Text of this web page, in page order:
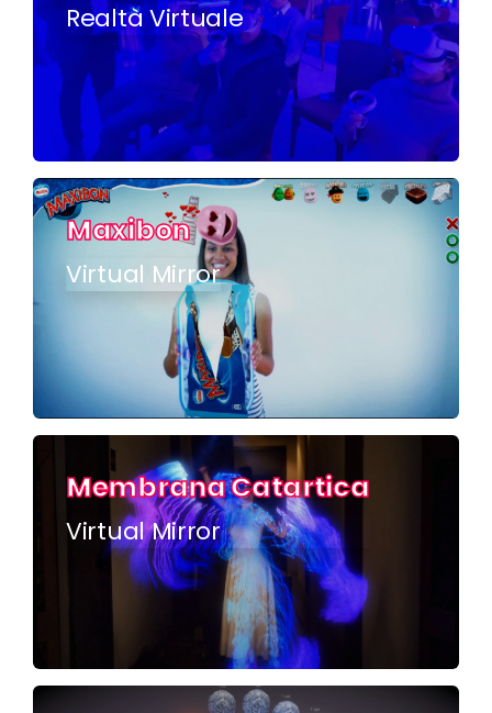
Realtà Virtuale
Maxibon
Virtual Mirror
Membrana Catartica
Virtual Mirror